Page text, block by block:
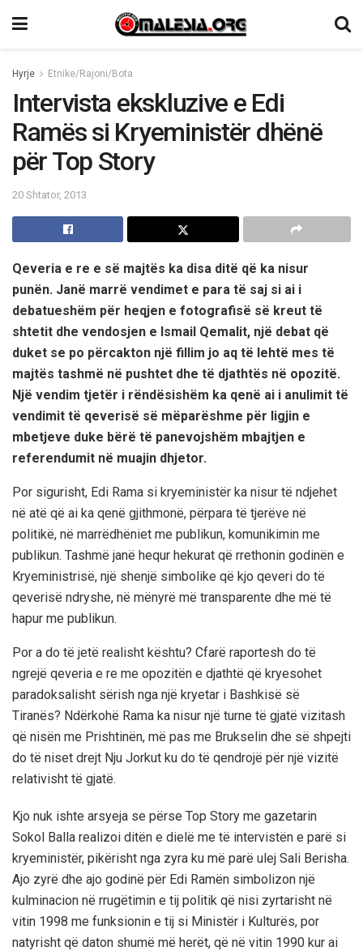
Hyrje Etnike/Rajoni/Bota
Intervista ekskluzive e Edi
Ramës si Kryeministër dhënë
për Top Story
20 Shtator, 2013
Qeveria e re e së majtës ka disa ditë që ka nisur
punën. Janë marrë vendimet e para të saj si ai i
debatueshëm për heqjen e fotografisë së kreut të
shtetit dhe vendosjen e Ismail Qemalit, një debat që
duket se po përcakton një fillim jo aq të lehtë mes të
majtës tashmë në pushtet dhe të djathtës në opozitë.
Një vendim tjetër i rëndësishëm ka qenë ai i anulimit të
vendimit të qeverisë së mëparëshme për ligjin e
mbetjeve duke bërë të panevojshëm mbajtjen e
referendumit në muajin dhjetor.
Por sigurisht, Edi Rama si kryeministër ka nisur të ndjehet
në atë që ai ka qenë gjithmonë, përpara të tjerëve në
politikë, në marrëdhëniet me publikun, komunikimin me
publikun. Tashmë janë hequr hekurat që rrethonin godinën e
Kryeministrisë, një shenjë simbolike që kjo qeveri do të
qeverisë ndryshe, në mënyrë më transparente dhe më të
hapur me publikun.
Por a do të jetë realisht kështu? Cfarë raportesh do të
ngrejë qeveria e re me opozitën e djathtë që kryesohet
paradoksalisht sërish nga një kryetar i Bashkisë së
Tiranës? Ndërkohë Rama ka nisur një turne të gjatë vizitash
që nisën me Prishtinën, më pas me Brukselin dhe së shpejti
do të niset drejt Nju Jorkut ku do të qendrojë për një vizitë
relativisht të gjatë.
Kjo nuk ishte arsyeja se përse Top Story me gazetarin
Sokol Balla realizoi ditën e dielë me të intervistën e parë si
kryeministër, pikërisht nga zyra ku më parë ulej Sali Berisha.
Ajo zyrë dhe ajo godinë për Edi Ramën simbolizon një
kulminacion në rrugëtimin e tij politik që nisi zyrtarisht në
vitin 1998 me funksionin e tij si Ministër i Kulturës, por
natyrisht që daton shumë më herët, që në vitin 1990 kur ai